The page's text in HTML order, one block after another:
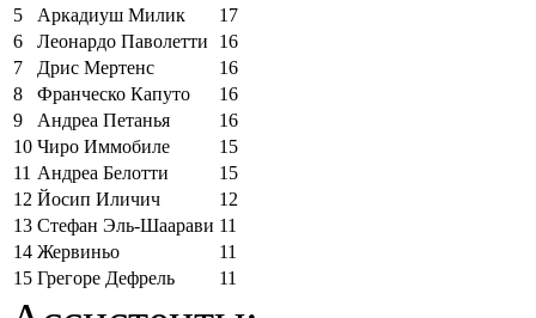
5
Аркадиуш Милик
17
6
Леонардо Паволетти
16
7
Дрис Мертенс
16
8
Франческо Капуто
16
9
Андреа Петанья
16
10 Чиро Иммобиле
15
11 Андреа Белотти
15
12 Йосип Иличич
12
13 Стефан Эль-Шаарави 11
14 Жервиньо
11
15 Грегоре Дефрель 11